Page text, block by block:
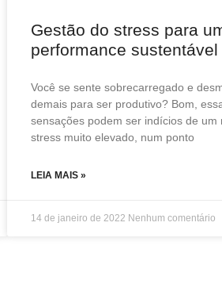
Gestão do stress para
performance sustentável
Você se sente sobrecarregado e
demais para ser produtivo? Bom,
sensações podem ser indícios de um
stress muito elevado, num ponto
LEIA MAIS »
14 de janeiro de 2022 Nenhum comentário